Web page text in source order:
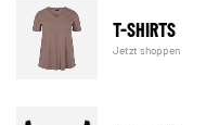
T-SHIRTS
Jetzt shoppen